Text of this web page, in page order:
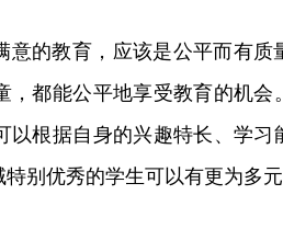
意的教育，应该是公平而有质
，都能公平地享受教育的机会
以根据自身的兴趣特长、学习
别优秀的学生可以有更为多元